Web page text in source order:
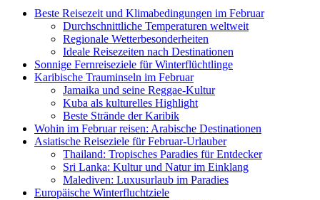
Beste Reisezeit und Klimabedingungen im Februar
Durchschnittliche Temperaturen weltweit
Regionale Wetterbesonderheiten
Ideale Reisezeiten nach Destinationen
Sonnige Fernreiseziele für Winterflüchtlinge
Karibische Trauminseln im Februar
Jamaika und seine Reggae-Kultur
Kuba als kulturelles Highlight
Beste Strände der Karibik
Wohin im Februar reisen: Arabische Destinationen
Asiatische Reiseziele für Februar-Urlauber
Thailand: Tropisches Paradies für Entdecker
Sri Lanka: Kultur und Natur im Einklang
Malediven: Luxusurlaub im Paradies
Europäische Winterfluchtziele